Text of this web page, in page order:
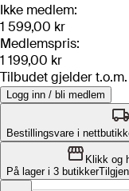
Ikke medlem:
1 599,00 kr
Medlemspris:
1 199,00 kr
Tilbudet gjelder t.o.m.
Logg inn / bli medlem
Bestillingsvare i
Klikk og
På lager i 3 butikker